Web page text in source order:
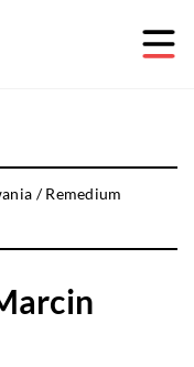
/Remedium